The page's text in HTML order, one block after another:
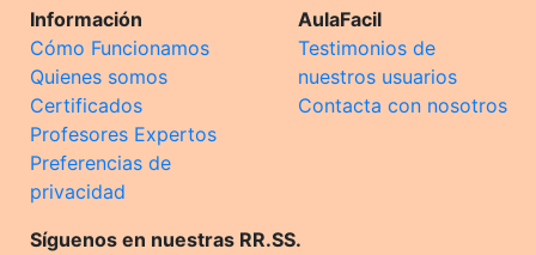
Información
Cómo Funcionamos
Quienes somos
Certificados
Profesores Expertos
Preferencias de
privacidad
AulaFacil
Testimonios de
nuestros usuarios
Contacta con nosotros
Síguenos en nuestras RR.SS.